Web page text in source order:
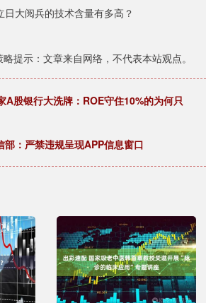
大阅兵的技术含量有多高？
提示：文章来自网络，不代表本站观点。
A股银行大洗牌：ROE守住10%的为何只
部：严禁违规呈现APP信息窗口